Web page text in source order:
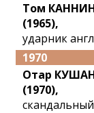
Том
(1965),
ударник
1970
Отар
(1970),